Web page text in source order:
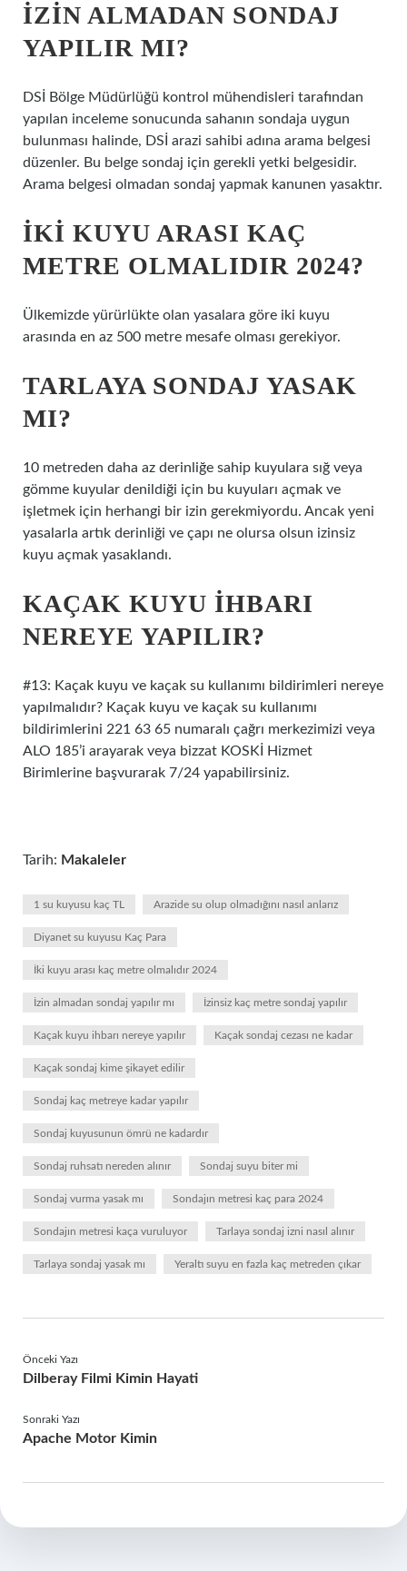
İZIN ALMADAN SONDAJ
YAPILIR MI?
DSİ Bölge Müdürlüğü kontrol mühendisleri tarafından
yapılan inceleme sonucunda sahanın sondaja uygun
bulunması halinde, DSİ arazi sahibi adına arama belgesi
düzenler. Bu belge sondaj için gerekli yetki belgesidir.
Arama belgesi olmadan sondaj yapmak kanunen yasaktır.
İKI KUYU ARASI KAÇ
METRE OLMALIDIR 2024?
Ülkemizde yürürlükte olan yasalara göre iki kuyu
arasında en az 500 metre mesafe olması gerekiyor.
TARLAYA SONDAJ YASAK
MI?
10 metreden daha az derinliğe sahip kuyulara sığ veya
gömme kuyular denildiği için bu kuyuları açmak ve
işletmek için herhangi bir izin gerekmiyordu. Ancak yeni
yasalarla artık derinliği ve çapı ne olursa olsun izinsiz
kuyu açmak yasaklandı.
KAÇAK KUYU IHBARI
NEREYE YAPILIR?
#13: Kaçak kuyu ve kaçak su kullanımı bildirimleri nereye
yapılmalıdır? Kaçak kuyu ve kaçak su kullanımı
bildirimlerini 221 63 65 numaralı çağrı merkezimizi veya
ALO 185’i arayarak veya bizzat KOSKİ Hizmet
Birimlerine başvurarak 7/24 yapabilirsiniz.
Tarih: Makaleler
1 su kuyusu kaç TL Arazide su olup olmadığını nasıl anlarız
Diyanet su kuyusu Kaç Para
İki kuyu arası kaç metre olmalıdır 2024
İzin almadan sondaj yapılır mı İzinsiz kaç metre sondaj yapılır
Kaçak kuyu ihbarı nereye yapılır Kaçak sondaj cezası ne kadar
Kaçak sondaj kime şikayet edilir
Sondaj kaç metreye kadar yapılır
Sondaj kuyusunun ömrü ne kadardır
Sondaj ruhsatı nereden alınır Sondaj suyu biter mi
Sondaj vurma yasak mı Sondajın metresi kaç para 2024
Sondajın metresi kaça vuruluyor Tarlaya sondaj izni nasıl alınır
Tarlaya sondaj yasak mı Yeraltı suyu en fazla kaç metreden çıkar
Önceki Yazı
Dilberay Filmi Kimin Hayati
Sonraki Yazı
Apache Motor Kimin